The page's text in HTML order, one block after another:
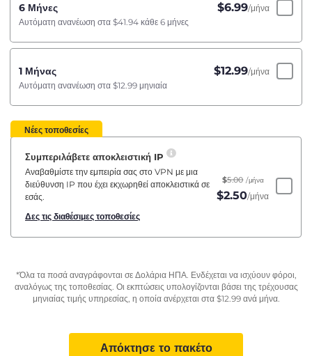
6 Μήνες $6.99/μήνα
Αυτόματη ανανέωση στα $41.94 κάθε 6 μήνες
1 Μήνας $12.99/μήνα
Αυτόματη ανανέωση στα $12.99 μηνιαία
Νέες τοποθεσίες
Συμπεριλάβετε αποκλειστική IP
Αναβαθμίστε την εμπειρία σας στο VPN με μια
διεύθυνση IP που έχει εκχωρηθεί αποκλειστικά σε
εσάς.
Δες τις διαθέσιμες τοποθεσίες
$5.00 /μήνα
$2.50/μήνα
*Όλα τα ποσά αναγράφονται σε Δολάρια ΗΠΑ. Ενδέχεται να ισχύουν φόροι,
αναλόγως της τοποθεσίας. Οι εκπτώσεις υπολογίζονται βάσει της τρέχουσας
μηνιαίας τιμής υπηρεσίας, η οποία ανέρχεται στα $12.99ανά μήνα.
Απόκτησε το πακέτο